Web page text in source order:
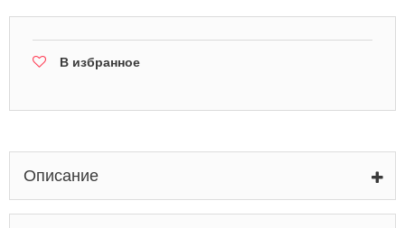
В избранное
Описание